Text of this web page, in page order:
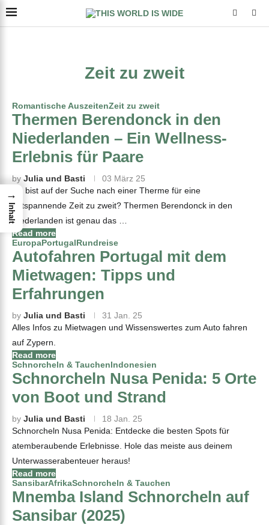
Zeit zu zweit
Romantische AuszeitenZeit zu zweit
Thermen Berendonck in den
Niederlanden – Ein Wellness-
Erlebnis für Paare
by Julia und Basti
03 März 25
Du bist auf der Suche nach einer Therme für eine
entspannende Zeit zu zweit? Thermen Berendonck in den
Niederlanden ist genau das …
Read more
EuropaPortugalRundreise
Autofahren Portugal mit dem
Mietwagen: Tipps und
Erfahrungen
by Julia und Basti
31 Jan. 25
Alles Infos zu Mietwagen und Wissenswertes zum Auto fahren
auf Zypern.
Read more
Schnorcheln & TauchenIndonesien
Schnorcheln Nusa Penida: 5 Orte
von Boot und Strand
by Julia und Basti
18 Jan. 25
Schnorcheln Nusa Penida: Entdecke die besten Spots für
atemberaubende Erlebnisse. Hole das meiste aus deinem
Unterwasserabenteuer heraus!
Read more
SansibarAfrikaSchnorcheln & Tauchen
Mnemba Island Schnorcheln auf
Sansibar (2025)
→
Inhalt